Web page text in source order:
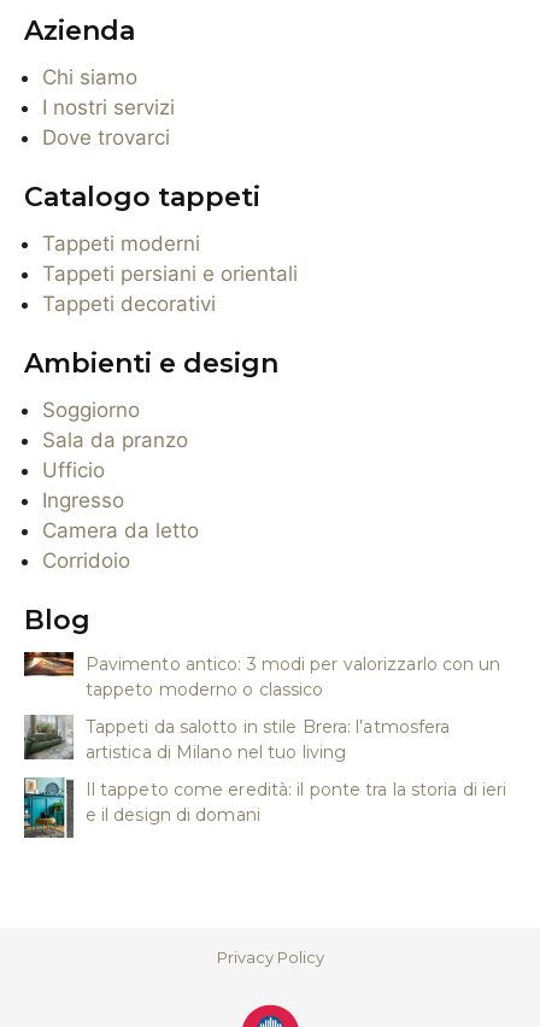
Azienda
Chi siamo
I nostri servizi
Dove trovarci
Catalogo tappeti
Tappeti moderni
Tappeti persiani e orientali
Tappeti decorativi
Ambienti e design
Soggiorno
Sala da pranzo
Ufficio
Ingresso
Camera da letto
Corridoio
Blog
Pavimento antico: 3 modi per valorizzarlo con un
tappeto moderno o classico
Tappeti da salotto in stile Brera: l’atmosfera
artistica di Milano nel tuo living
Il tappeto come eredità: il ponte tra la storia di ieri
e il design di domani
Privacy Policy